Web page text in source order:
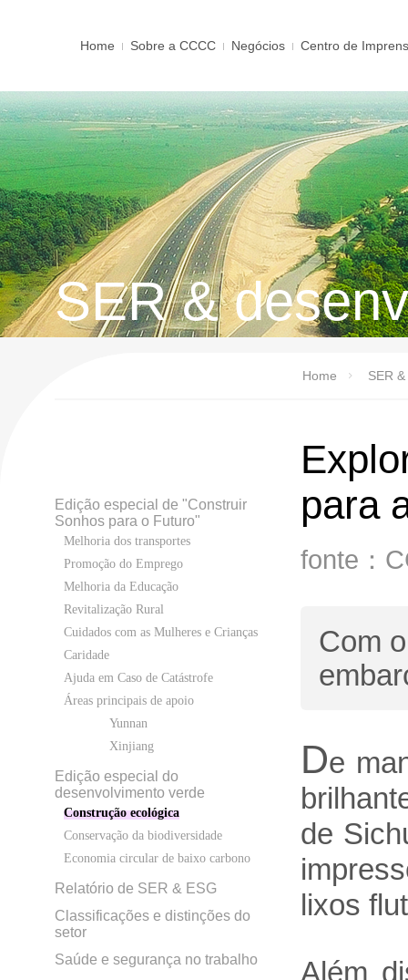
Home Sobre a CCCC Negócios Centro de
SER &
Home SER
Edição especial de "Construir
Sonhos para o Futuro"
Melhoria dos transportes
Promoção do Emprego
Melhoria da Educação
Revitalização Rural
Cuidados com as Mulheres e Crianças
Caridade
Ajuda em Caso de Catástrofe
Áreas principais de apoio
Yunnan
Xinjiang
Edição especial do
desenvolvimento verde
Construção ecológica
Conservação da biodiversidade
Economia circular de baixo carbono
Relatório de SER & ESG
Classificações e distinções do
setor
Saúde e segurança no trabalho
para
fonte：
Com
De
de
lixos
Além